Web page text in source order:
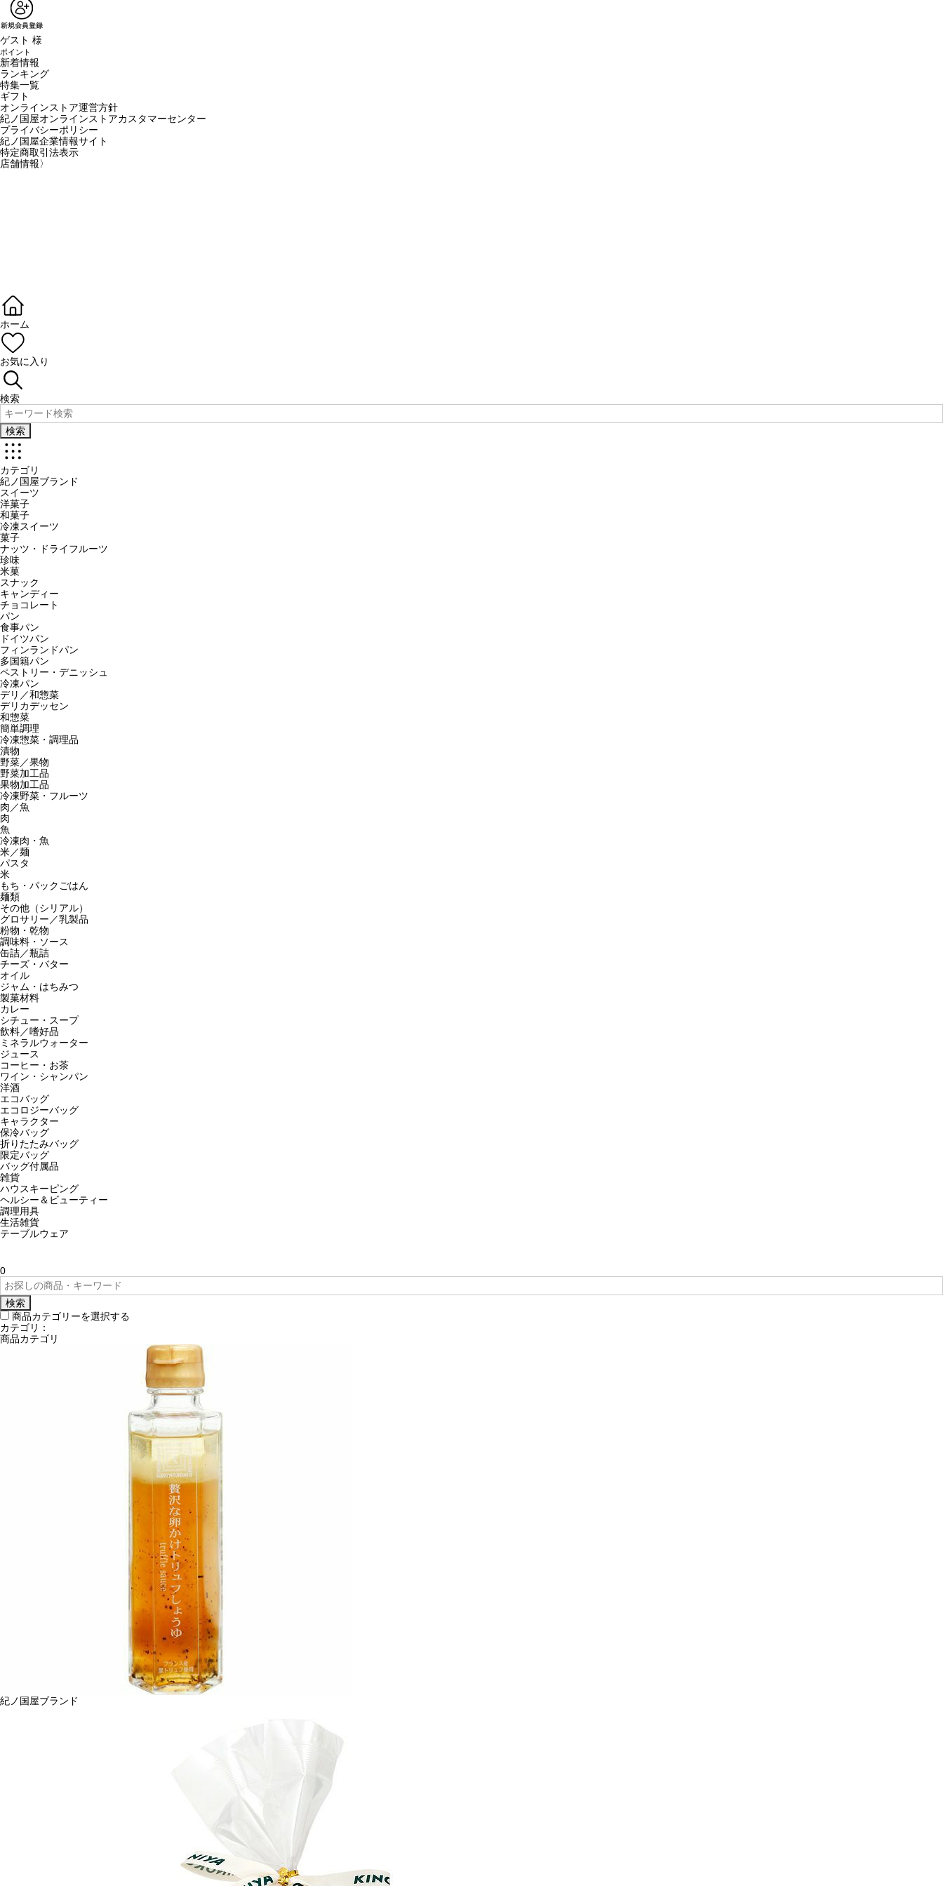
ゲスト 様
ポイント
新着情報
ランキング
特集一覧
ギフト
オンラインストア運営方針
紀ノ国屋オンラインストアカスタマーセンター
プライバシーポリシー
紀ノ国屋企業情報サイト
特定商取引法表示
店舗情報〉
ホーム
お気に入り
検索
検索
カテゴリ
紀ノ国屋ブランド
スイーツ
洋菓子
和菓子
冷凍スイーツ
菓子
ナッツ・ドライフルーツ
珍味
米菓
スナック
キャンディー
チョコレート
パン
食事パン
ドイツパン
フィンランドパン
多国籍パン
ペストリー・デニッシュ
冷凍パン
デリ／和惣菜
デリカデッセン
和惣菜
簡単調理
冷凍惣菜・調理品
漬物
野菜／果物
野菜加工品
果物加工品
冷凍野菜・フルーツ
肉／魚
肉
魚
冷凍肉・魚
米／麺
パスタ
米
もち・パックごはん
麺類
その他（シリアル）
グロサリー／乳製品
粉物・乾物
調味料・ソース
缶詰／瓶詰
チーズ・バター
オイル
ジャム・はちみつ
製菓材料
カレー
シチュー・スープ
飲料／嗜好品
ミネラルウォーター
ジュース
コーヒー・お茶
ワイン・シャンパン
洋酒
エコバッグ
エコロジーバッグ
キャラクター
保冷バッグ
折りたたみバッグ
限定バッグ
バッグ付属品
雑貨
ハウスキーピング
ヘルシー＆ビューティー
調理用具
生活雑貨
テーブルウェア
0
検索
商品カテゴリーを選択する
カテゴリ：
商品カテゴリ
紀ノ国屋ブランド